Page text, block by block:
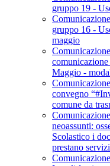
gruppo 19 -
gruppo 16 -
maggio
Maggio -
convegno
comune da
neoassunti:
Scolastico i
prestano